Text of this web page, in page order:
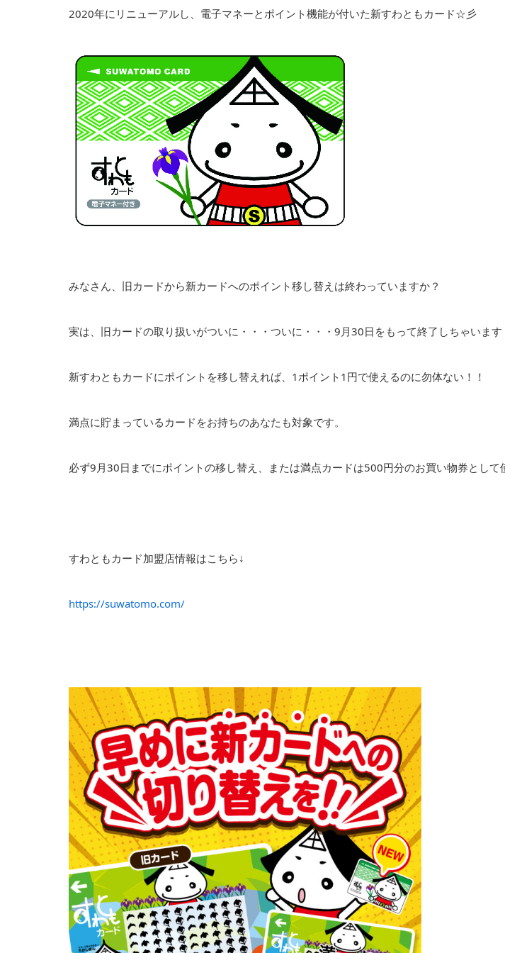
2020年にリニューアルし、電子マネーとポイント機能が付いた新すわともカード☆彡
みなさん、旧カードから新カードへのポイント移し替えは終わっていますか？
実は、旧カードの取り扱いがついに・・・ついに・・・9月30日をもって終了しちゃいます
新すわともカードにポイントを移し替えれば、1ポイント1円で使えるのに勿体ない！！
満点に貯まっているカードをお持ちのあなたも対象です。
必ず9月30日までにポイントの移し替え、または満点カードは500円分のお買い物券として
すわともカード加盟店情報はこちら↓
https://suwatomo.com/